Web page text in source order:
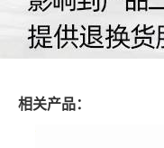
相关产品：